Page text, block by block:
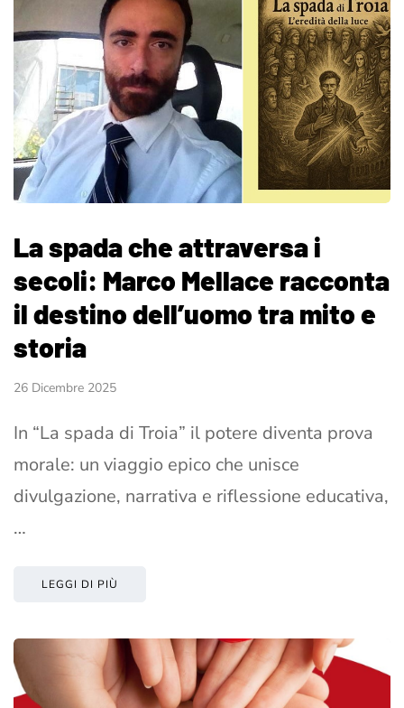
La spada che attraversa i
secoli: Marco Mellace racconta
il destino dell’uomo tra mito e
storia
26 Dicembre 2025
In “La spada di Troia” il potere diventa prova
morale: un viaggio epico che unisce
divulgazione, narrativa e riflessione educativa,
…
LEGGI DI PIÙ